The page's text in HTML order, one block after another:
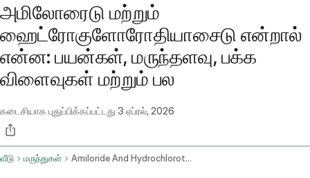
அமிலோரைடு மற்றும்
ஹைட்ரோகுளோரோதியாசைடு என்றால்
என்ன: பயன்கள், மருந்தளவு, பக்க
விளைவுகள் மற்றும் பல
கடைசியாக புதுப்பிக்கப்பட்டது 3 ஏப்ரல், 2026
வீடு மருந்துகள் Amiloride And Hydrochlorothiazide Oral Route